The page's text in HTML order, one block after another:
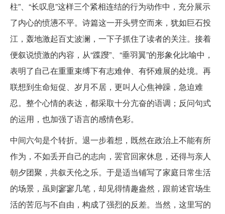
柱”、“长叹息”这样三个紧相连结的行为动作中，充分展示
了内心的愤懑不平。诗篇这一开头劈空而来，犹如巨石投
江，轰地激起百丈波澜，一下子抓住了读者的关注。接着
便叙说愤激的内容，从“蹀躞”、“垂羽翼”的形象化比喻中，
表明了自己在重重束缚下有志难伸、有怀难展的处境。再
联想到生命短促、岁月不居，更叫人心焦神躁，急迫难
忍。整个心情的表达，都采取十分亢奋的语调；反问句式
的运用，也加强了语言的感情色彩。
中间六句是个转折。退一步着想，既然在政治上不能有所
作为，不如丢开自己的志向，罢官回家休息，还得与亲人
朝夕团聚，共叙天伦之乐。于是适当铺写了家庭日常生活
的场景，虽则寥寥几笔，却见得情趣盎然，跟前述官场生
活的苦厄与不自由，构成了强烈的反差。当然，这里写的